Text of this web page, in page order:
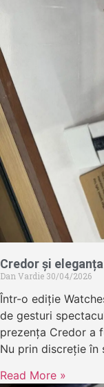
Credor și
Dan Vardie 30/04/2026
Într-o ediție
de gesturi
prezența Credor a
Nu prin discreție în
Read More »